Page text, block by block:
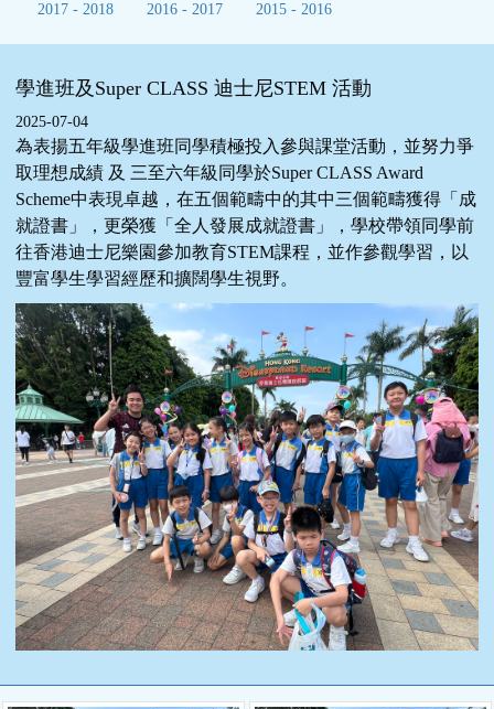
2017 - 2018 2016 - 2017 2015 - 2016
學進班及Super CLASS 迪士尼STEM 活動
2025-07-04
為表揚五年級學進班同學積極投入參與課堂活動，並努力爭
取理想成績 及 三至六年級同學於Super CLASS Award
Scheme中表現卓越，在五個範疇中的其中三個範疇獲得「成
就證書」，更榮獲「全人發展成就證書」，學校帶領同學前
往香港迪士尼樂園參加教育STEM課程，並作參觀學習，以
豐富學生學習經歷和擴闊學生視野。